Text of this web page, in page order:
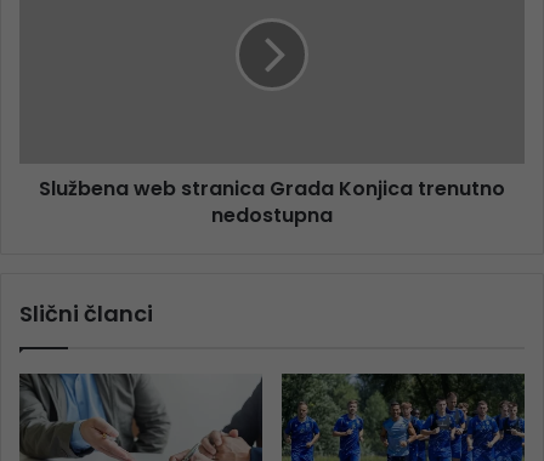
Službena web stranica Grada Konjica trenutno
nedostupna
Slični članci